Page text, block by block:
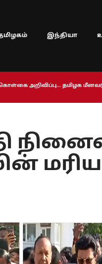
இந்தியா
கொள்கை அறிவிப்பு… தமிழக